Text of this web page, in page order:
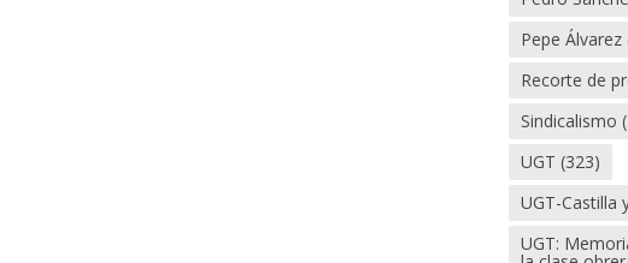
Pepe Álvarez
Recorte de
Sindicalismo
UGT (323)
UGT-Castilla
UGT: